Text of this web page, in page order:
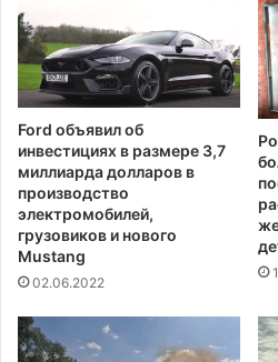
р
о
в
п
и
м
е
р
н
о
1
0
л
и
т
и
т
Л
Г
Б
Т
К
-
п
о
с
Ford объявил об
инвестициях в размере 3,7
миллиарда долларов в
производство
электромобилей,
грузовиков и нового
Mustang
02.06.2022